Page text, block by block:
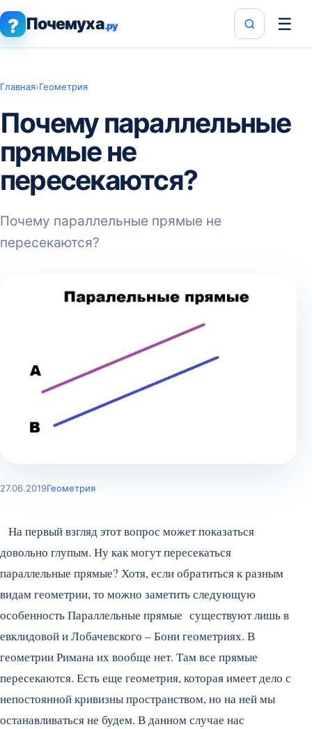
? Почемуха.ру ☰
Главная›Геометрия
Почему параллельные
прямые не
пересекаются?
Почему параллельные прямые не
пересекаются?
27.06.2019Геометрия
На первый взгляд этот вопрос может показаться
довольно глупым. Ну как могут пересекаться
параллельные прямые? Хотя, если обратиться к разным
видам геометрии, то можно заметить следующую
особенность Параллельные прямые существуют лишь в
евклидовой и Лобачевского – Бони геометриях. В
геометрии Римана их вообще нет. Там все прямые
пересекаются. Есть еще геометрия, которая имеет дело с
непостоянной кривизны пространством, но на ней мы
останавливаться не будем. В данном случае нас